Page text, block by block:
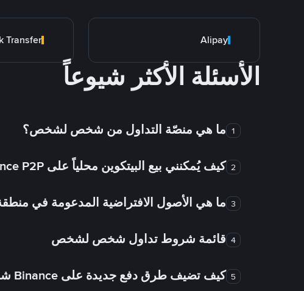
Alipay
Transfer
الأسئلة الأكثر شيوعاً
1 ما هي منصّة التداول من شخص لشخص؟
2 كيف يُمكنني بيع البيتكوين محلياً على Binance P2P؟
3 ما هي الأصول الافتراضية المدعومة في
4 قائمة شروط تداول شخص لشخص
5 كيف تضيف طرق دفع جديدة على Binance شخص لشخص؟